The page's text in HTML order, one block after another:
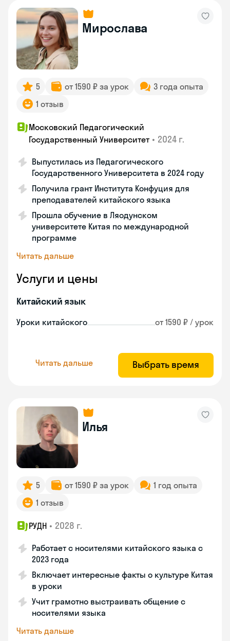
Мирослава
5 от 1590 ₽ за урок
3 года опыта
1 отзыв
Московский Педагогический
Государственный Университет • 2024 г.
Выпустилась из Педагогического
Государственного Университета в 2024 году
Получила грант Института Конфуция для
преподавателей китайского языка
Прошла обучение в Ляодунском
университете Китая по международной
программе
Читать дальше
Услуги и цены
Китайский язык
Уроки китайского от 1590 ₽ / урок
Читать дальше Выбрать время
Илья
5 от 1590 ₽ за урок
1 год опыта
1 отзыв
РУДН • 2028 г.
Работает с носителями китайского языка с
2023 года
Включает интересные факты о культуре Китая
в уроки
Учит грамотно выстраивать общение с
носителями языка
Читать дальше